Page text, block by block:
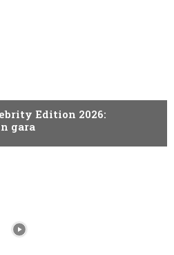
Edition 2026:
gara